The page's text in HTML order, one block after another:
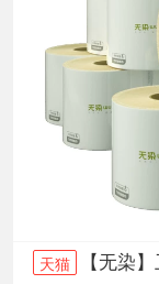
天猫 【无染